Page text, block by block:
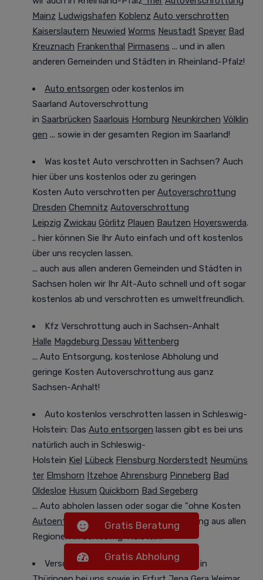
Mainz Ludwigshafen Koblenz Auto verschrotten
Kaiserslautern Neuwied Worms Neustadt Speyer Bad
Kreuznach Frankenthal Pirmasens ... und in allen
anderen Gemeinden und Städten in Rheinland-Pfalz!
Auto entsorgen oder kostenlos im
Saarland Autoverschrottung
in Saarbrücken Saarlouis Homburg Neunkirchen Völklin
gen ... sowie in der gesamten Region im Saarland!
Was kostet Auto verschrotten in Sachsen? Auch
hier über uns kostenlos oder zu geringen
Kosten Auto verschrotten per Autoverschrottung
Dresden Chemnitz Autoverschrottung
Leipzig Zwickau Görlitz Plauen Bautzen Hoyerswerda.
.. hier können Sie Ihr Auto einfach und oft kostenlos
über uns recyclen lassen.
... auch aus allen anderen Gemeinden und Städten in
Sachsen holen wir Ihr Alt-Auto schnell und oft sogar
kostenlos ab und verschrotten es umweltfreundlich.
Kfz Verschrottung auch in Sachsen-Anhalt
Halle Magdeburg Dessau Wittenberg
... Auto Entsorgung, kostenlose Abholung und
geringe Kosten Autoverschrottung aus ganz
Sachsen-Anhalt!
Auto kostenlos verschrotten lassen in Schleswig-
Holstein: Das Auto entsorgen lassen gibt es bei uns
natürlich auch in Schleswig-
Holstein Kiel Lübeck Flensburg Norderstedt Neumüns
ter Elmshorn Itzehoe Ahrensburg Pinneberg Bad
Oldesloe Husum Quickborn Bad Segeberg
... Auto abholen lassen oder sogar die "ohne Kosten
Autoentsorgung
" und kostenlose Abholung aus allen
Regionen in Schleswig-Holstein!
Verschrotten Sie Ihr Altfahrzeug auch in
Gratis Beratung
Gratis Abholung